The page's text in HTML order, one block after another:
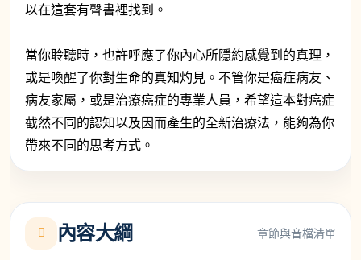
以在這套有聲書裡找到。
當你聆聽時，也許呼應了你內心所隱約感覺到的真理，
或是喚醒了你對生命的真知灼見。不管你是癌症病友、
病友家屬，或是治療癌症的專業人員，希望這本對癌症
截然不同的認知以及因而產生的全新治療法，能夠為你
帶來不同的思考方式。
內容大綱 章節與音檔清單